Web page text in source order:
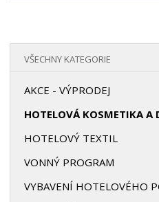
VŠECHNY KATEGORIE
AKCE - VÝPRODEJ
HOTELOVÁ KOSMETIKA A
HOTELOVÝ TEXTIL
VONNÝ PROGRAM
VYBAVENÍ HOTELOVÉHO